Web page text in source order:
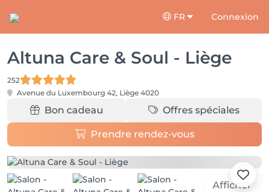
FR Connexion
Altuna Care & Soul - Liège
252
Avenue du Luxembourg 42, Liège 4020
Bon cadeau Offres spéciales
Prendre rendez-vous
Afficher